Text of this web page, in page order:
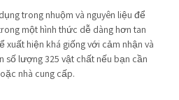
trong nhuộm và nguyên liệu để
một hình thức dễ dàng hơn tan
xuất hiện khá giống với cảm nhận và
số lượng 325 vật chất nếu bạn cần
nhà cung cấp.